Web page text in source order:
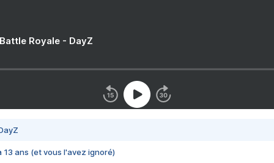
Royale - DayZ
13 ans (et vous l'avez ignoré)